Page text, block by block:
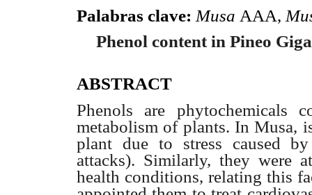
Palabras clave: Musa AAA,
Phenol content in Pineo
ABSTRACT
Phenols are phytochemicals
metabolism of plants. In Musa,
plant due to stress caused
attacks). Similarly, they were
health conditions, relating this